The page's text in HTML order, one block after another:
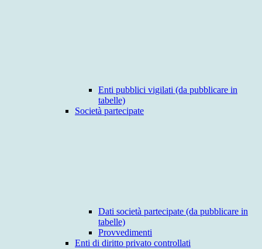
Enti pubblici vigilati (da pubblicare in
tabelle)
Società partecipate
Dati società partecipate (da pubblicare in
tabelle)
Provvedimenti
Enti di diritto privato controllati